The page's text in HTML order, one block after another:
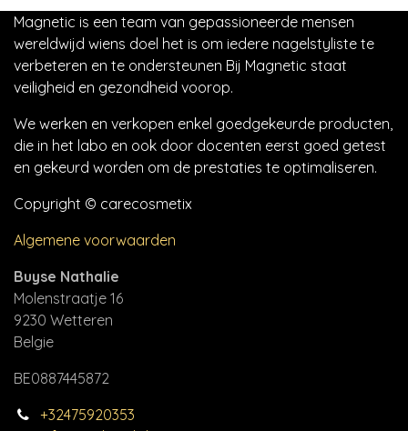
Magnetic is een team van gepassioneerde mensen
wereldwijd wiens doel het is om iedere nagelstyliste te
verbeteren en te ondersteunen Bij Magnetic staat
veiligheid en gezondheid voorop.
We werken en verkopen enkel goedgekeurde producten,
die in het labo en ook door docenten eerst goed getest
en gekeurd worden om de prestaties te optimaliseren.
Copyright © carecosmetix
Algemene voorwaarden
Buyse Nathalie
Molenstraatje 16
9230 Wetteren
Belgie
BE0887445872
+32475920353